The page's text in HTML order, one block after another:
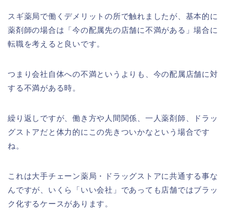
スギ薬局で働くデメリットの所で触れましたが、基本的に
薬剤師の場合は「今の配属先の店舗に不満がある」場合に
転職を考えると良いです。
つまり会社自体への不満というよりも、今の配属店舗に対
する不満がある時。
繰り返しですが、働き方や人間関係、一人薬剤師、ドラッ
グストアだと体力的にこの先きついかなという場合です
ね。
これは大手チェーン薬局・ドラッグストアに共通する事な
んですが、いくら「いい会社」であっても店舗ではブラッ
ク化するケースがあります。